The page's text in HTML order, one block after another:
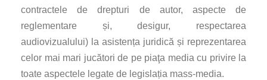
contractele de drepturi de autor, aspecte de
reglementare și, desigur, respectarea
audiovizualului) la asistența juridică și reprezentarea
celor mai mari jucători de pe piaţa media cu privire la
toate aspectele legate de legislația mass-media.